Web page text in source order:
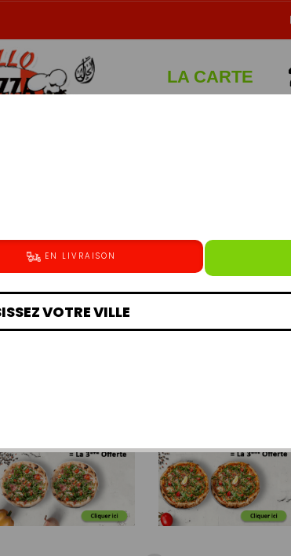
LA CARTE
PIZZAS
Jambon (bloc de dinde), merguez (à base
fromage (mélange de haute qualité de